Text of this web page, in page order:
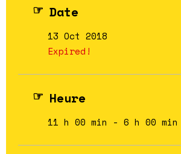
Date
13 Oct 2018
Expired!
Heure
11 h 00 min - 6 h 00 min